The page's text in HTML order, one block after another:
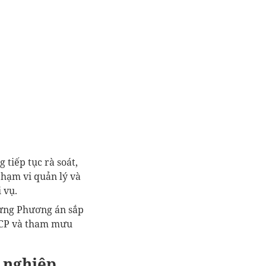
tiếp tục rà soát,
vi quản lý và
vụ.
Phương án sắp
và tham mưu